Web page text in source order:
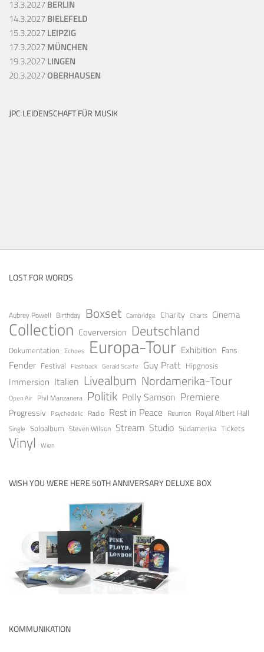
13.3.2027BERLIN
14.3.2027BIELEFELD
15.3.2027LEIPZIG
17.3.2027MÜNCHEN
19.3.2027LINGEN
20.3.2027OBERHAUSEN
JPC LEIDENSCHAFT FÜR MUSIK
LOST FOR WORDS
Aubrey Powell Birthday Boxset Cambridge Charity Charts Cinema
Collection Coverversion Deutschland
Dokumentation Echoes Europa-Tour Exhibition Fans
Fender Festival Flashback Gerald Scarfe Guy Pratt Hipgnosis
Immersion Italien Livealbum Nordamerika-Tour
Open Air Phil Manzanera Politik Polly Samson Premiere
Progressiv Psychedelic Radio Rest in Peace Reunion Royal Albert Hall
Single Soloalbum Steven Wilson Stream Studio Südamerika Tickets
Vinyl Wien
WISH YOU WERE HERE 50TH ANNIVERSARY DELUXE BOX
KOMMUNIKATION